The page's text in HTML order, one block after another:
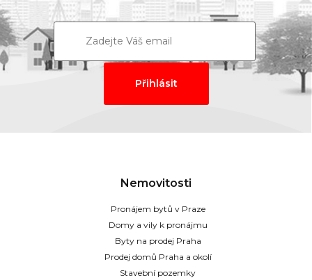
Nemovitosti
Pronájem bytů v Praze
Domy a vily k pronájmu
Byty na prodej Praha
Prodej domů Praha a okolí
Stavební pozemky